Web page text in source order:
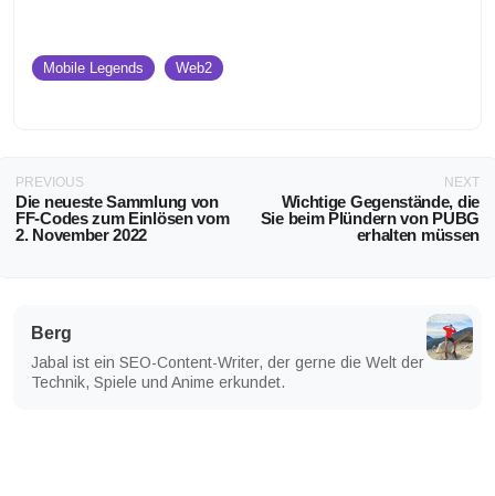
Mobile Legends Web2
PREVIOUS
Die neueste Sammlung von
FF-Codes zum Einlösen vom
2. November 2022
NEXT
Wichtige Gegenstände, die
Sie beim Plündern von PUBG
erhalten müssen
Berg
Jabal ist ein SEO-Content-Writer, der gerne die Welt der
Technik, Spiele und Anime erkundet.